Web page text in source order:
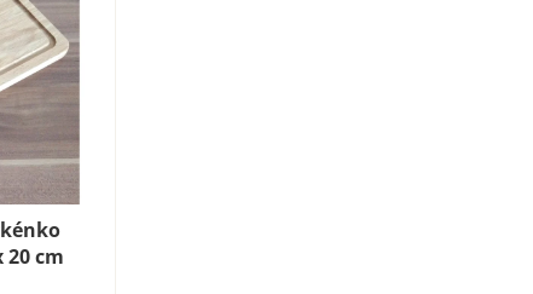
20 cm